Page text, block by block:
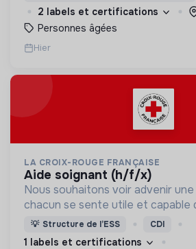
2 labels et certifications
Personnes âgées
Hier
LA CROIX-ROUGE FRANÇAISE
aide soignant (h/f/x)
Nous souhaitons voir advenir
chacun se sente utile et capable
nous proposons des moyens et
d’engagement innovants et
💡 Structure de l’ESS CDI
1 labels et certifications